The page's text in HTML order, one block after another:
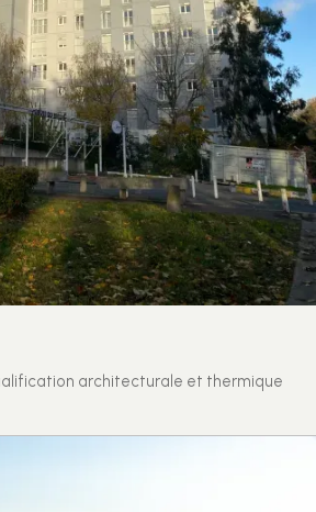
architecturale et thermique